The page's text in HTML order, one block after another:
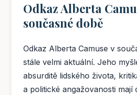
Odkaz Alberta
současné době
Odkaz Alberta Camuse v
stále velmi aktuální. Jeho
absurditě lidského života,
a politické angažovanosti mají